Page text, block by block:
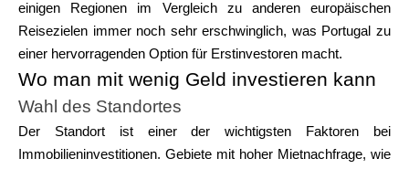
Blog
Kontaktieren Sie uns
einigen Regionen im Vergleich zu anderen europäischen
Reisezielen immer noch sehr erschwinglich, was Portugal zu
einer hervorragenden Option für Erstinvestoren macht.
Wo man mit wenig Geld investieren kann
Wahl des Standortes
Der Standort ist einer der wichtigsten Faktoren bei
Immobilieninvestitionen. Gebiete mit hoher Mietnachfrage, wie